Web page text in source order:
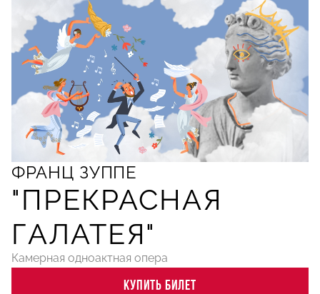
ФРАНЦ ЗУППЕ
"ПРЕКРАСНАЯ
ГАЛАТЕЯ"
Камерная одноактная опера
КУПИТЬ БИЛЕТ